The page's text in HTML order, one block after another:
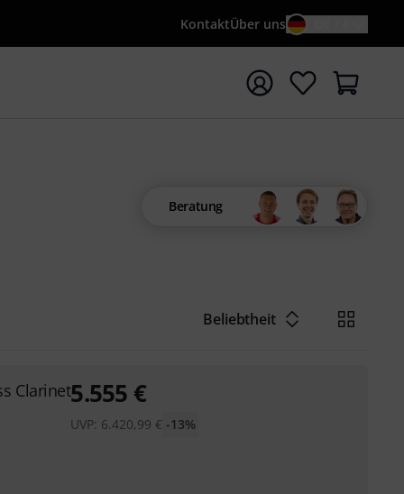
KontaktÜber uns
mit Suchwort {searchTerm} starten
Beratung
Beliebtheit
Clarinet5.555 €
UVP: 6.420,99 € -13%